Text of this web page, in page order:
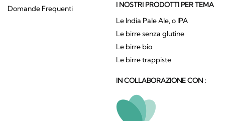
Domande Frequenti I NOSTRI PRODOTTI PER TEMA
Le India Pale Ale, o IPA
Le birre senza glutine
Le birre bio
Le birre trappiste
IN COLLABORAZIONE CON :